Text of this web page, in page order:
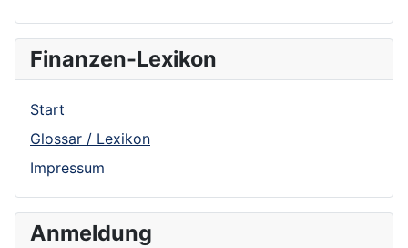
Finanzen-Lexikon
Start
Glossar / Lexikon
Impressum
Anmeldung